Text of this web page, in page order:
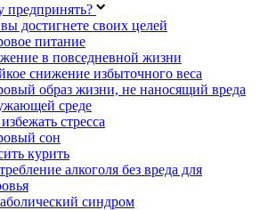
предпринять?
достигнете своих целей
питание
в повседневной жизни
снижение избыточного веса
образ жизни, не наносящий вреда
среде
стресса
сон
курить
алкоголя без вреда для
синдром